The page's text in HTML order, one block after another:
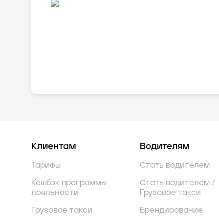
Клиентам
Тарифы
Кешбэк программы
лояльности
Грузовое такси
Водителям
Стать водителем
Стать водителем /
Грузовое такси
Брендирование